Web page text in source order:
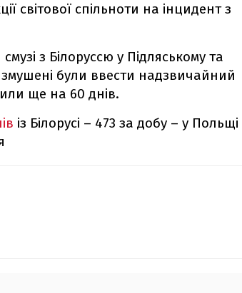
світової спільноти на інцидент з
з Білоруссю у Підляському та
були ввести надзвичайний
ще на 60 днів.
із Білорусі – 473 за добу – у Польщі